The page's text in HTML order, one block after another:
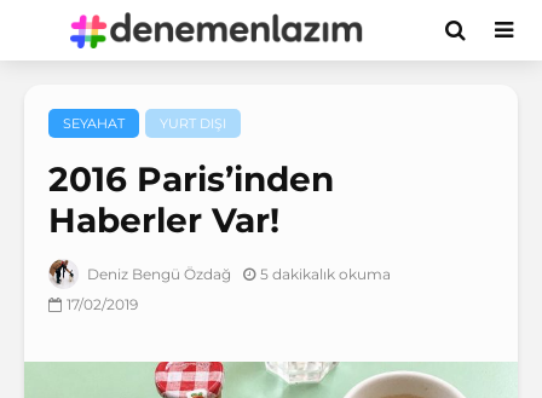
SEYAHAT YURT DIŞI
2016 Paris’inden
Haberler Var!
Deniz Bengü Özdağ
5 dakikalık okuma
17/02/2019